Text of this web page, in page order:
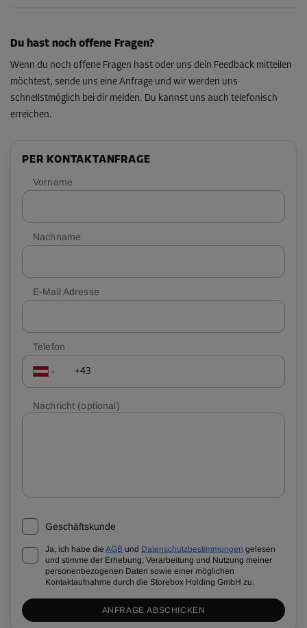
Du hast noch offene Fragen?
Wenn du noch offene Fragen hast oder uns dein Feedback mitteilen
möchtest, sende uns eine Anfrage und wir werden uns
schnellstmöglich bei dir melden. Du kannst uns auch telefonisch
erreichen.
PER KONTAKTANFRAGE
Vorname
Nachname
E-Mail Adresse
Telefon
Nachricht (optional)
Geschäftskunde
Ja, ich habe die AGB und Datenschutzbestimmungen gelesen
und stimme der Erhebung, Verarbeitung und Nutzung meiner
personenbezogenen Daten sowie einer möglichen
Kontaktaufnahme durch die Storebox Holding GmbH zu.
ANFRAGE ABSCHICKEN